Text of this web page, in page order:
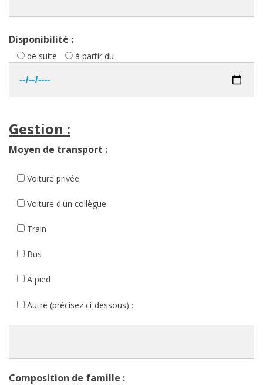
Disponibilité :
de suite à partir du
Gestion :
Moyen de transport :
Voiture privée
Voiture d'un collègue
Train
Bus
A pied
Autre (précisez ci-dessous) :
Composition de famille :